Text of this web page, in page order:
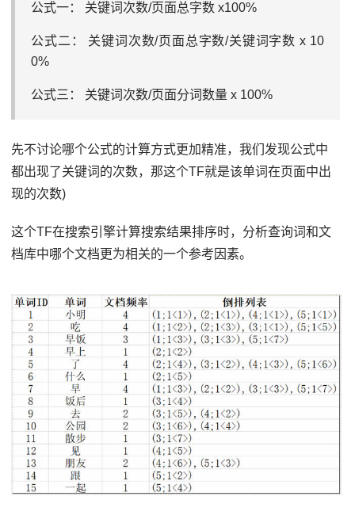
公式一： 关键词次数/页面总字数 x100%
公式二： 关键词次数/页面总字数/关键词字数 x 10
0%
公式三： 关键词次数/页面分词数量 x 100%
先不讨论哪个公式的计算方式更加精准，我们发现公式中
都出现了关键词的次数，那这个TF就是该单词在页面中出
现的次数)
这个TF在搜索引擎计算搜索结果排序时，分析查询词和文
档库中哪个文档更为相关的一个参考因素。